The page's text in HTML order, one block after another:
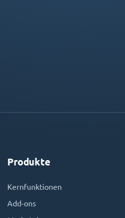
Produkte
Kernfunktionen
Add-ons